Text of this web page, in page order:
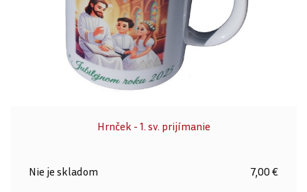
Hrnček - 1. sv. prijímanie
Nie je skladom 7,00 €